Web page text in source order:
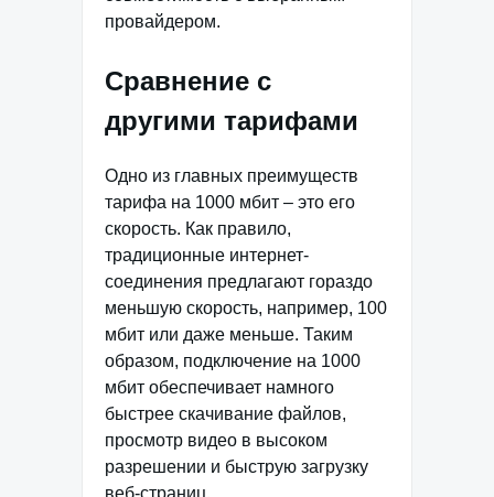
провайдером.
Сравнение с
другими тарифами
Одно из главных преимуществ
тарифа на 1000 мбит – это его
скорость. Как правило,
традиционные интернет-
соединения предлагают гораздо
меньшую скорость, например, 100
мбит или даже меньше. Таким
образом, подключение на 1000
мбит обеспечивает намного
быстрее скачивание файлов,
просмотр видео в высоком
разрешении и быструю загрузку